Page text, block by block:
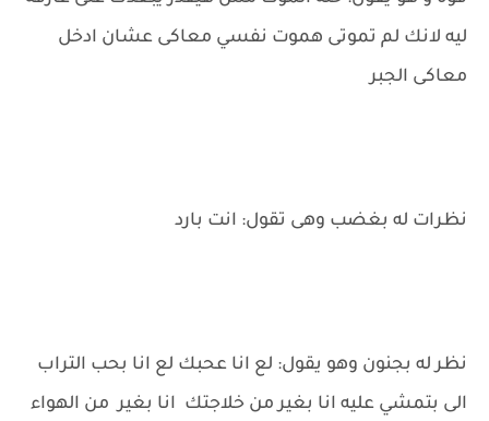
ليه لانك لم تموتى هموت نفسي معاكى عشان ادخل
معاكى الجبر
نظرات له بغضب وهى تقول: انت بارد
نظر له بجنون وهو يقول: لع انا عحبك لع انا بحب التراب
الى بتمشي عليه انا بغير من خلاجتك انا بغير من الهواء